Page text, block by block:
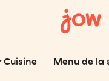
Cuisine Menu de la